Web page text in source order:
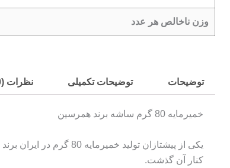
وزن ناخالص هر عدد
توضیحات توضیحات تکمیلی نظرات (0)
خمیرمایه 80 گرم ساشه برند همرسین
یکی از پیشتازان
کنار آن گذشت.